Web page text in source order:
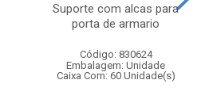
Suporte com alcas para
porta de armario
Código: 830624
Embalagem: Unidade
Caixa Com: 60 Unidade(s)